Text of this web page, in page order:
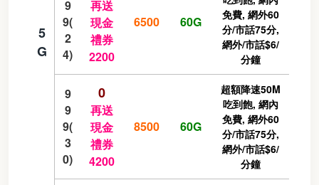
5
G
9
9(
2
4)
再送
現金
禮券
2200
6500 60G
免費, 網外60
分/市話75分,
網外/市話$6/
分鐘
9
9
9(
3
0)
0
再送
現金
禮券
4200
8500 60G
超額降速50M
吃到飽, 網內
免費, 網外60
分/市話75分,
網外/市話$6/
分鐘